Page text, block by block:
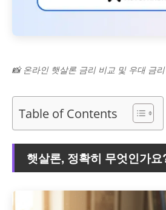
📸 온라인 햇살론 금리 비교 및 우대 금
Table of Contents
햇살론, 정확히 무엇인가요